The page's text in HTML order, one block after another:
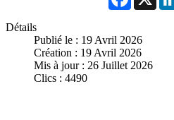
Détails
Publié le : 19 Avril 2026
Création : 19 Avril 2026
Mis à jour : 26 Juillet 2026
Clics : 4490